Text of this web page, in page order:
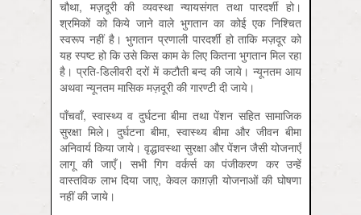
चौथा, मज़दूरी की व्यवस्था न्यायसंगत तथा पारदर्शी हो।
श्रमिकों को किये जाने वाले भुगतान का कोई एक निश्चित
स्वरूप नहीं है। भुगतान प्रणाली पारदर्शी हो ताकि मज़दूर को
यह स्पष्ट हो कि उसे किस काम के लिए कितना भुगतान मिल रहा
है। प्रति-डिलीवरी दरों में कटौती बन्द की जाये। न्यूनतम आय
अथवा न्यूनतम मासिक मज़दूरी की गारण्टी दी जाये।
पाँचवाँ, स्वास्थ्य व दुर्घटना बीमा तथा पेंशन सहित सामाजिक
सुरक्षा मिले। दुर्घटना बीमा, स्वास्थ्य बीमा और जीवन बीमा
अनिवार्य किया जाये। वृद्धावस्था सुरक्षा और पेंशन जैसी योजनाएँ
लागू की जाएँ। सभी गिग वर्कर्स का पंजीकरण कर उन्हें
वास्तविक लाभ दिया जाए, केवल काग़ज़ी योजनाओं की घोषणा
नहीं की जाये।